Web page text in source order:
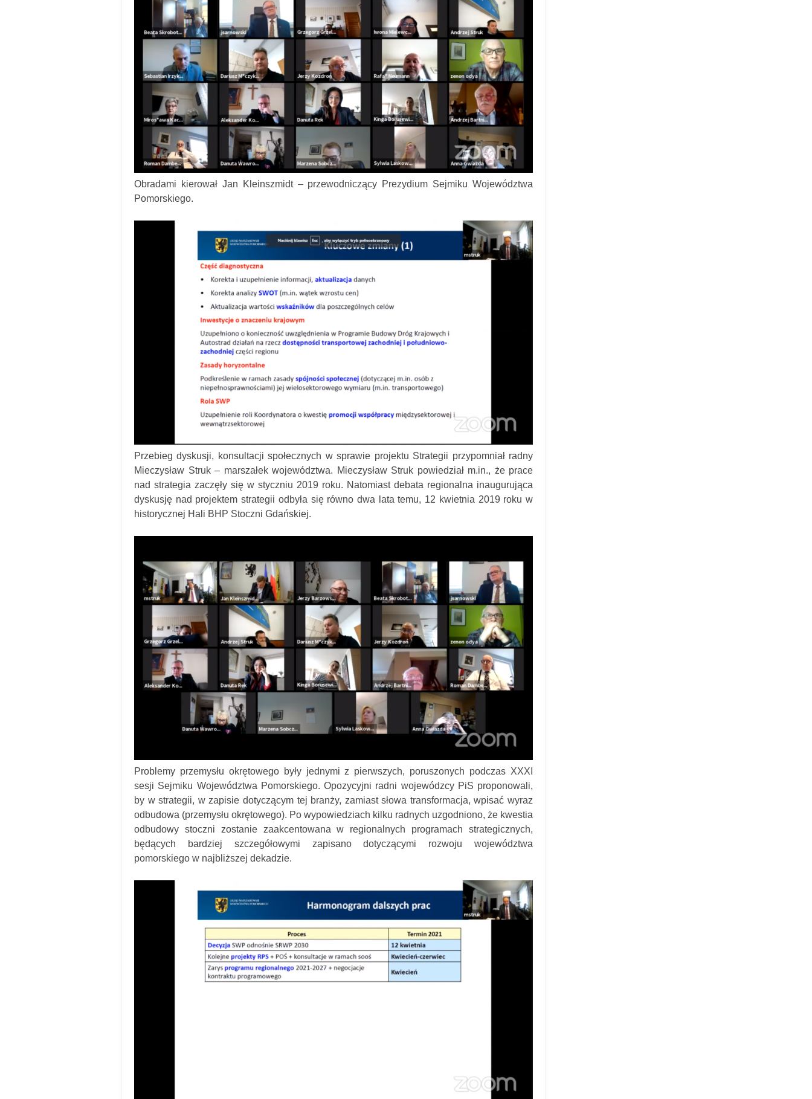
Obradami kierował Jan Kleinszmidt – przewodniczący Prezydium Sejmiku Województwa
Pomorskiego.
Przebieg dyskusji, konsultacji społecznych w sprawie projektu Strategii przypomniał radny
Mieczysław Struk – marszałek województwa. Mieczysław Struk powiedział m.in., że prace
nad strategia zaczęły się w styczniu 2019 roku. Natomiast debata regionalna inaugurująca
dyskusję nad projektem strategii odbyła się równo dwa lata temu, 12 kwietnia 2019 roku w
historycznej Hali BHP Stoczni Gdańskiej.
Problemy przemysłu okrętowego były jednymi z pierwszych, poruszonych podczas XXXI
sesji Sejmiku Województwa Pomorskiego. Opozycyjni radni wojewódzcy PiS proponowali,
by w strategii, w zapisie dotyczącym tej branży, zamiast słowa transformacja, wpisać wyraz
odbudowa (przemysłu okrętowego). Po wypowiedziach kilku radnych uzgodniono, że kwestia
odbudowy stoczni zostanie zaakcentowana w regionalnych programach strategicznych,
będących bardziej szczegółowymi zapisano dotyczącymi rozwoju województwa
pomorskiego w najbliższej dekadzie.